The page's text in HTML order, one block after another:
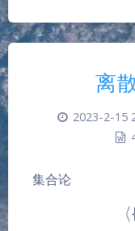
离
2023-2-15
集合论
u